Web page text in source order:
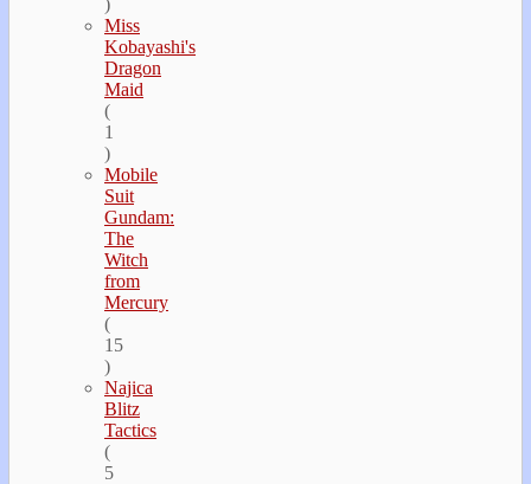
)
Miss
Kobayashi's
Dragon
Maid
(
1
)
Mobile
Suit
Gundam:
The
Witch
from
Mercury
(
15
)
Najica
Blitz
Tactics
(
5